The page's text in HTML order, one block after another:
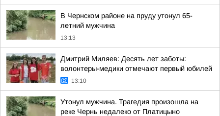
В Чернском районе на пруду утонул 65-
летний мужчина
13:13
Дмитрий Миляев: Десять лет заботы:
волонтеры-медики отмечают первый юбилей
13:10
Утонул мужчина. Трагедия произошла на
реке Чернь недалеко от Платицыно